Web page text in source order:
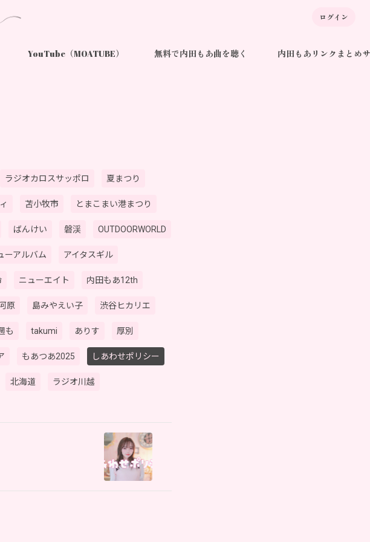
ログイン
YouTube（MOATUBE） 無料で内田もあ曲を聴く 内田もあリンクまとめ
ラジオカロスサッポロ 夏まつり
苫小牧市 とまこまい港まつり
ばんけい 磐渓 OUTDOORWORLD
ーアルバム アイタスギル
ニューエイト 内田もあ12th
原 島みやえい子 渋谷ヒカリエ
も takumi ありす 厚別
もあつあ2025 しあわせポリシー
北海道 ラジオ川越